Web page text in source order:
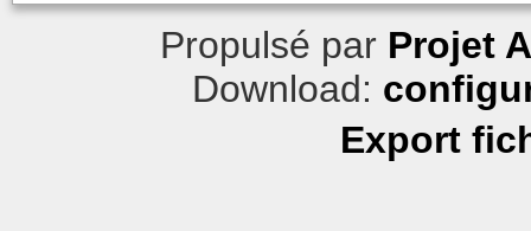
Propulsé par Projet
Download:
Export